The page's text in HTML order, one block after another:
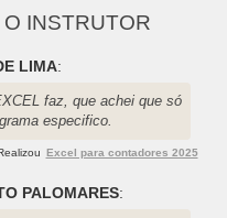
INSTRUTOR
LIMA:
faz, que achei que só
especifico.
Excel para contadores 2025
PALOMARES: